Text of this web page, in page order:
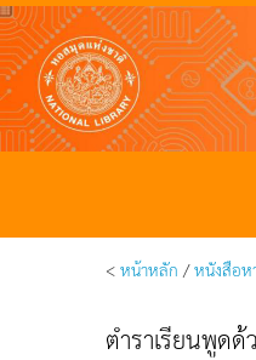
<หน้าหลัก /หนังสือห
ตำราเรียนพูด